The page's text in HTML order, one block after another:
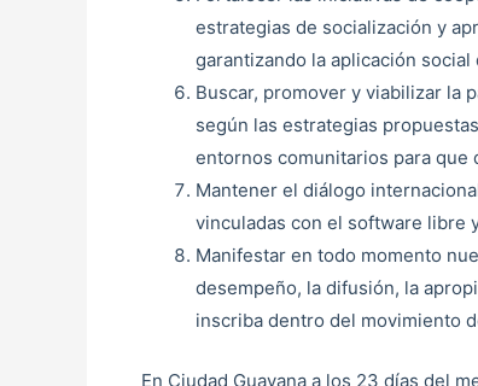
estrategias de socialización y
garantizando la aplicación
Buscar, promover y viabilizar la
según las estrategias
entornos comunitarios para que
Mantener el diálogo
vinculadas con el software libre
Manifestar en todo momento
desempeño, la difusión, la
inscriba dentro del movimiento
En Ciudad Guayana a los 23 días del